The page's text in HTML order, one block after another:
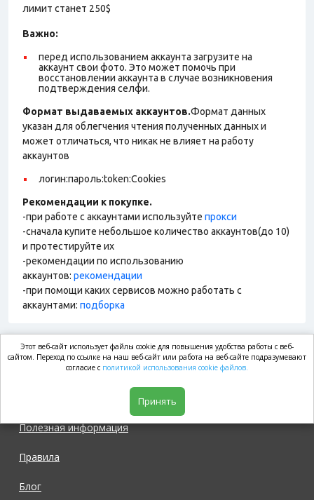
лимит станет 250$
Важно:
перед использованием аккаунта загрузите на
аккаунт свои фото. Это может помочь при
восстановлении аккаунта в случае возникновения
подтверждения селфи.
Формат выдаваемых аккаунтов.Формат данных
указан для облегчения чтения полученных данных и
может отличаться, что никак не влияет на работу
аккаунтов
логин:пароль:token:Cookies
Рекомендации к покупке.
-при работе с аккаунтами используйте прокси
-сначала купите небольшое количество аккаунтов(до 10)
и протестируйте их
-рекомендации по использованию
аккаунтов: рекомендации
-при помощи каких сервисов можно работать с
аккаунтами: подборка
market.com
Полезная информация
Правила
Блог
Этот веб-сайт использует файлы cookie для повышения удобства работы с веб-
сайтом. Переход по ссылке на наш веб-сайт или работа на веб-сайте подразумевают
согласие с политикой использования cookie файлов.
Принять